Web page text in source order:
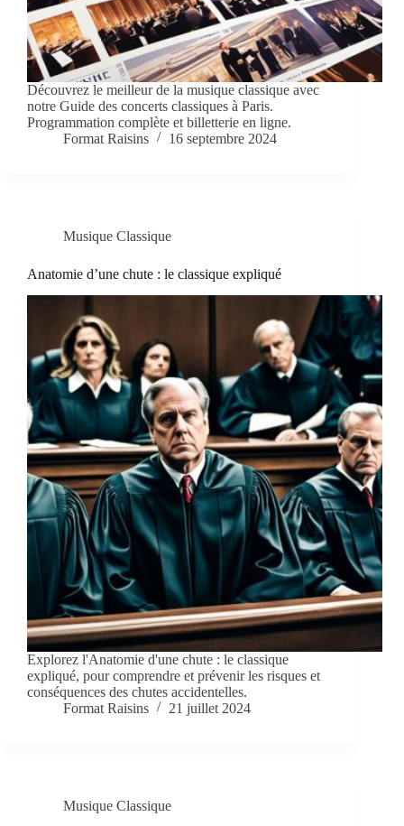
Découvrez le meilleur de la musique classique avec
notre Guide des concerts classiques à Paris.
Programmation complète et billetterie en ligne.
Format Raisins
16 septembre 2024
Musique Classique
Anatomie d’une chute : le classique expliqué
Explorez l'Anatomie d'une chute : le classique
expliqué, pour comprendre et prévenir les risques et
conséquences des chutes accidentelles.
Format Raisins
21 juillet 2024
Musique Classique